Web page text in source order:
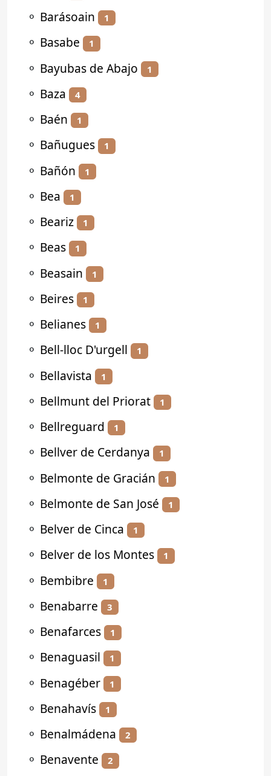
⚬ Barásoain 1
⚬ Basabe 1
⚬ Bayubas de Abajo 1
⚬ Baza 4
⚬ Baén 1
⚬ Bañugues 1
⚬ Bañón 1
⚬ Bea 1
⚬ Beariz 1
⚬ Beas 1
⚬ Beasain 1
⚬ Beires 1
⚬ Belianes 1
⚬ Bell-lloc D'urgell 1
⚬ Bellavista 1
⚬ Bellmunt del Priorat 1
⚬ Bellreguard 1
⚬ Bellver de Cerdanya 1
⚬ Belmonte de Gracián 1
⚬ Belmonte de San José 1
⚬ Belver de Cinca 1
⚬ Belver de los Montes 1
⚬ Bembibre 1
⚬ Benabarre 3
⚬ Benafarces 1
⚬ Benaguasil 1
⚬ Benagéber 1
⚬ Benahavís 1
⚬ Benalmádena 2
⚬ Benavente 2